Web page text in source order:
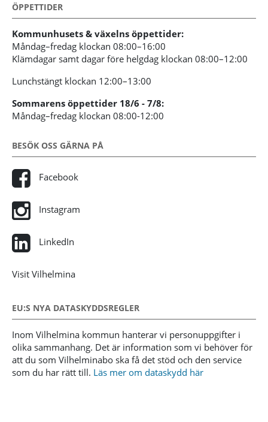
ÖPPETTIDER
Kommunhusets & växelns öppettider:
Måndag–fredag klockan 08:00–16:00
Klämdagar samt dagar före helgdag klockan 08:00–12:00
Lunchstängt klockan 12:00–13:00
Sommarens öppettider 18/6 - 7/8:
Måndag–fredag klockan 08:00-12:00
BESÖK OSS GÄRNA PÅ
Facebook
Instagram
LinkedIn
Visit Vilhelmina
EU:S NYA DATASKYDDSREGLER
Inom Vilhelmina kommun hanterar vi personuppgifter i
olika sammanhang. Det är information som vi behöver för
att du som Vilhelminabo ska få det stöd och den service
som du har rätt till. Läs mer om dataskydd här